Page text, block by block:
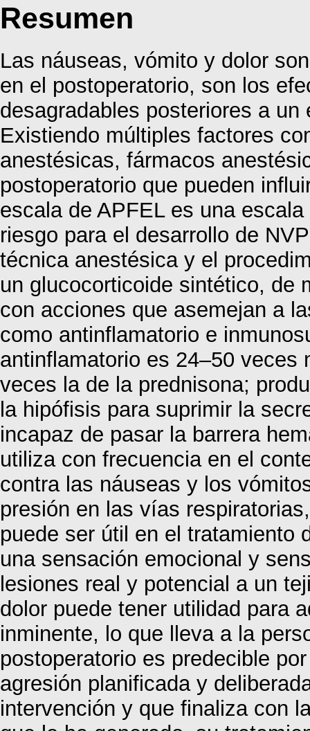
Resumen
Las náuseas, vómito y dolor
en el postoperatorio, son los
desagradables posteriores a
Existiendo múltiples factores
anestésicas, fármacos
postoperatorio que pueden
escala de APFEL es una
riesgo para el desarrollo de
técnica anestésica y el
un glucocorticoide sintético, de
con acciones que asemejan a
como antinflamatorio e
antinflamatorio es 24–50 veces
veces la de la prednisona;
la hipófisis para suprimir la
incapaz de pasar la barrera
utiliza con frecuencia en el
contra las náuseas y los
presión en las vías
puede ser útil en el tratamiento
una sensación emocional y
lesiones real y potencial a un
dolor puede tener utilidad para
inminente, lo que lleva a la
postoperatorio es predecible
agresión planificada y
intervención y que finaliza con